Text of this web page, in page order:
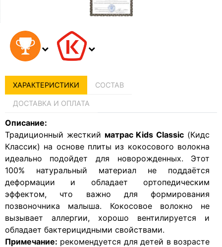
ХАРАКТЕРИСТИКИ СОСТАВ
ДОСТАВКА И ОПЛАТА
Описание:
Традиционный жесткий матрас Kids Classic (Кидс
Классик) на основе плиты из кокосового волокна
идеально подойдет для новорожденных. Этот
100% натуральный материал не поддаётся
деформации и обладает ортопедическим
эффектом, что важно для формирования
позвоночника малыша. Кокосовое волокно не
вызывает аллергии, хорошо вентилируется и
обладает бактерицидными свойствами.
Примечание: рекомендуется для детей в возрасте